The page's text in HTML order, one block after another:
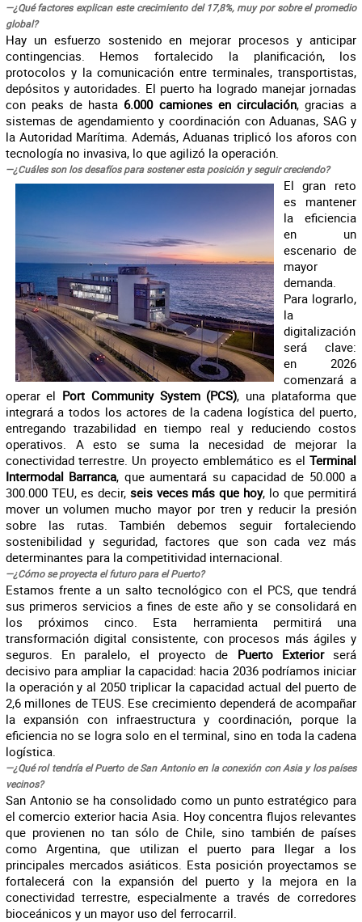
—¿Qué factores explican este crecimiento del 17,8%, muy por sobre el promedio
global?
Hay un esfuerzo sostenido en mejorar procesos y anticipar
contingencias. Hemos fortalecido la planificación, los
protocolos y la comunicación entre terminales, transportistas,
depósitos y autoridades. El puerto ha logrado manejar jornadas
con peaks de hasta 6.000 camiones en circulación, gracias a
sistemas de agendamiento y coordinación con Aduanas, SAG y
la Autoridad Marítima. Además, Aduanas triplicó los aforos con
tecnología no invasiva, lo que agilizó la operación.
—¿Cuáles son los desafíos para sostener esta posición y seguir creciendo?
El gran reto
es mantener
la eficiencia
en un
escenario de
mayor
demanda.
Para lograrlo,
la
digitalización
será clave:
en 2026
comenzará a
operar el Port Community System (PCS), una plataforma que
integrará a todos los actores de la cadena logística del puerto,
entregando trazabilidad en tiempo real y reduciendo costos
operativos. A esto se suma la necesidad de mejorar la
conectividad terrestre. Un proyecto emblemático es el Terminal
Intermodal Barranca, que aumentará su capacidad de 50.000 a
300.000 TEU, es decir, seis veces más que hoy, lo que permitirá
mover un volumen mucho mayor por tren y reducir la presión
sobre las rutas. También debemos seguir fortaleciendo
sostenibilidad y seguridad, factores que son cada vez más
determinantes para la competitividad internacional.
—¿Cómo se proyecta el futuro para el Puerto?
Estamos frente a un salto tecnológico con el PCS, que tendrá
sus primeros servicios a fines de este año y se consolidará en
los próximos cinco. Esta herramienta permitirá una
transformación digital consistente, con procesos más ágiles y
seguros. En paralelo, el proyecto de
Puerto Exterior será
decisivo para ampliar la capacidad: hacia 2036 podríamos iniciar
la operación y al 2050 triplicar la capacidad actual del puerto de
2,6 millones de TEUS. Ese crecimiento dependerá de acompañar
la expansión con infraestructura y coordinación, porque la
eficiencia no se logra solo en el terminal, sino en toda la cadena
logística.
—¿Qué rol tendría el Puerto de San Antonio en la conexión con Asia y los países
vecinos?
San Antonio se ha consolidado como un punto estratégico para
el comercio exterior hacia Asia. Hoy concentra flujos relevantes
que provienen no tan sólo de Chile, sino también de países
como Argentina, que utilizan el puerto para llegar a los
principales mercados asiáticos. Esta posición proyectamos se
fortalecerá con la expansión del puerto y la mejora en la
conectividad terrestre, especialmente a través de corredores
bioceánicos y un mayor uso del ferrocarril.